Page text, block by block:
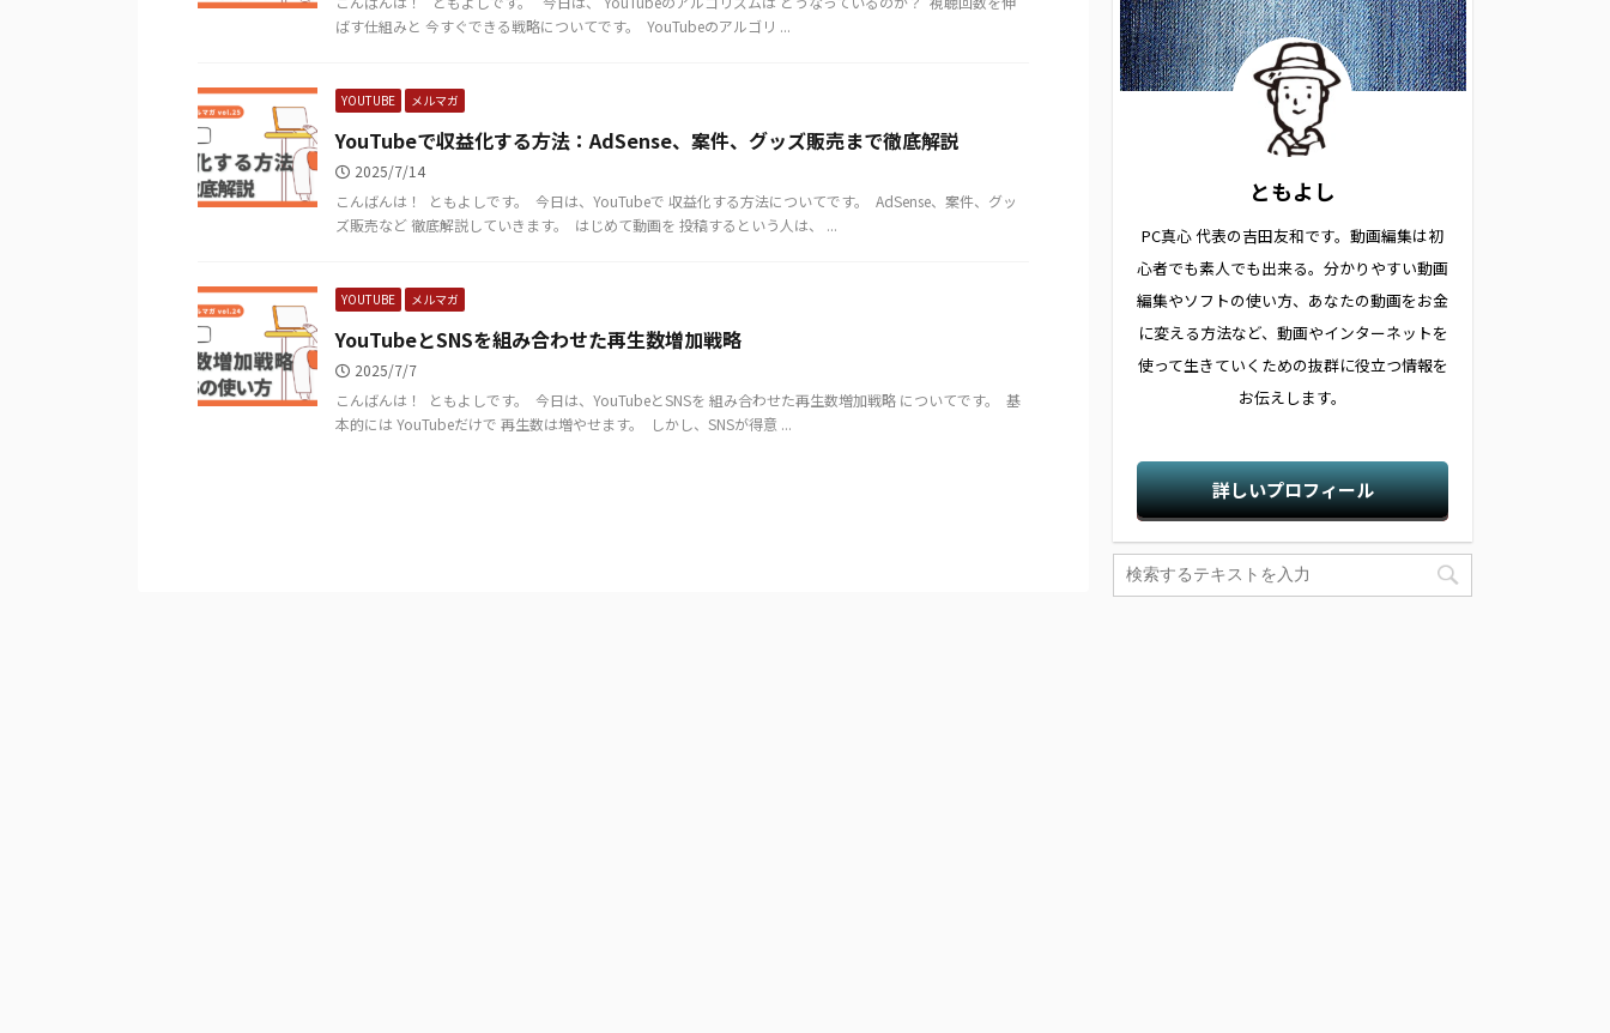
ばす仕組みと 今すぐできる戦略についてです。 ​ YouTubeのアルゴリ ...
YOUTUBE メルマガ
YouTubeで収益化する方法：AdSense、案件、グッズ販売まで徹底解説
2025/7/14
こんばんは！ ​ ともよしです。 ​ 今日は、YouTubeで 収益化する方法についてです。 ​ AdSense、案件、グッ
ズ販売など 徹底解説していきます。 ​ はじめて動画を 投稿するという人は、 ...
YOUTUBE メルマガ
YouTubeとSNSを組み合わせた再生数増加戦略
2025/7/7
こんばんは！ ​ ともよしです。 ​ 今日は、YouTubeとSNSを 組み合わせた再生数増加戦略 についてです。 ​ 基
本的には YouTubeだけで 再生数は増やせます。 ​ しかし、SNSが得意 ...
ともよし
PC真心 代表の吉田友和です。動画編集は初
心者でも素人でも出来る。分かりやすい動画
編集やソフトの使い方、あなたの動画をお金
に変える方法など、動画やインターネットを
使って生きていくための抜群に役立つ情報を
お伝えします。
詳しいプロフィール